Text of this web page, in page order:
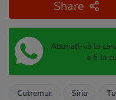
Share
Abonați-vă la
a fi la
Cutremur Siria